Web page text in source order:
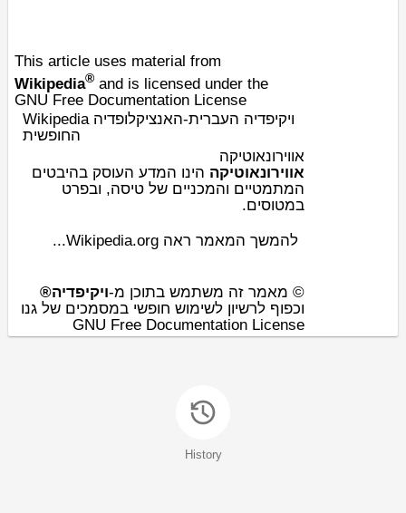
This article uses material from
Wikipedia® and is licensed under the
GNU Free Documentation License
Wikipedia ויקיפדיה העברית-האנציקלופדיה
החופשית
אווירונאוטיקה
אווירונאוטיקה הינו המדע העוסק בהיבטים
המתמטיים והמכניים של טיסה, ובפרט
במטוסים.
להמשך המאמר ראה Wikipedia.org...
© מאמר זה משתמש בתוכן מ-ויקיפדיה®
וכפוף לרשיון לשימוש חופשי במסמכים של גנו
GNU Free Documentation License
History